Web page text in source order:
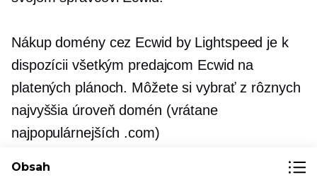
Nákup domény cez Ecwid by Lightspeed je k
dispozícii všetkým predajcom Ecwid na
platených plánoch. Môžete si vybrať z rôznych
najvyššia úroveň domén (vrátane
najpopulárnejších .com)
Obsah